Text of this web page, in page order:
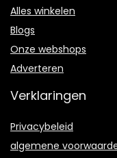
Alles winkelen
Blogs
Onze webshops
Adverteren
Verklaringen
Privacybeleid
algemene